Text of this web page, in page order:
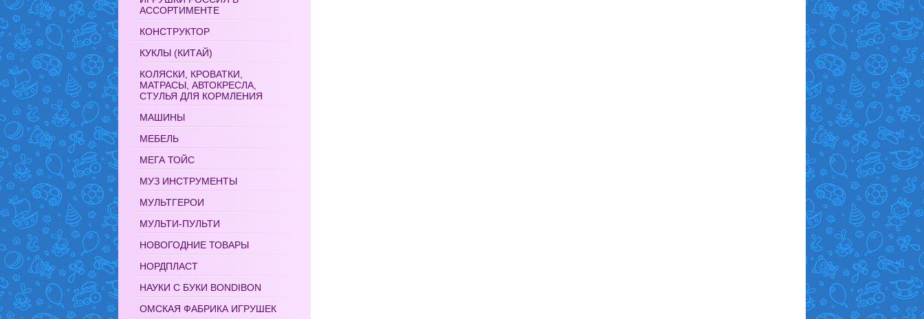
АССОРТИМЕНТЕ
КОНСТРУКТОР
КУКЛЫ (КИТАЙ)
КОЛЯСКИ, КРОВАТКИ,
МАТРАСЫ, АВТОКРЕСЛА,
СТУЛЬЯ ДЛЯ КОРМЛЕНИЯ
МАШИНЫ
МЕБЕЛЬ
МЕГА ТОЙС
МУЗ ИНСТРУМЕНТЫ
МУЛЬТГЕРОИ
МУЛЬТИ-ПУЛЬТИ
НОВОГОДНИЕ ТОВАРЫ
НОРДПЛАСТ
НАУКИ С БУКИ BONDIBON
ОМСКАЯ ФАБРИКА ИГРУШЕК